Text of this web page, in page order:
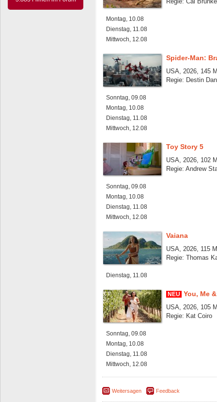
Montag, 10.08
Dienstag, 11.08
Mittwoch, 12.08
Spider-Man:
USA, 2026, 145
Regie: Destin
Sonntag, 09.08
Montag, 10.08
Dienstag, 11.08
Mittwoch, 12.08
Toy Story 5
USA, 2026, 102
Regie: Andrew
Sonntag, 09.08
Montag, 10.08
Dienstag, 11.08
Mittwoch, 12.08
Vaiana
USA, 2026, 115
Regie: Thomas
Dienstag, 11.08
NEU You, Me
USA, 2026, 105
Regie: Kat Coiro
Sonntag, 09.08
Montag, 10.08
Dienstag, 11.08
Mittwoch, 12.08
Weitersagen Feedback